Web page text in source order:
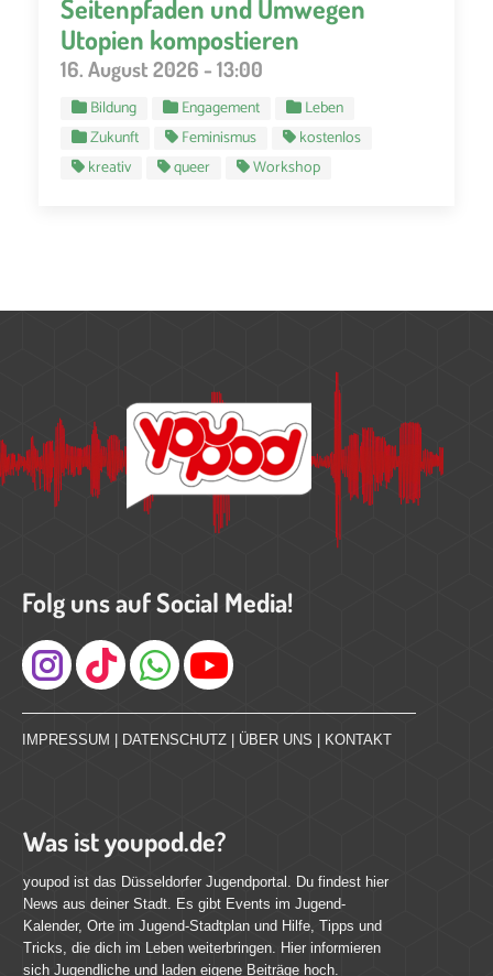
Seitenpfaden und Umwegen
Utopien kompostieren
16. August 2026 - 13:00
Bildung Engagement
Leben
Zukunft
Feminismus
kostenlos
kreativ
queer Workshop
Folg uns auf Social Media!
Instagram
IMPRESSUM DATENSCHUTZ ÜBER UNS KONTAKT
Was ist youpod.de?
youpod ist das Düsseldorfer Jugendportal. Du findest hier
News aus deiner Stadt. Es gibt Events im Jugend-
Kalender, Orte im Jugend-Stadtplan und Hilfe, Tipps und
Tricks, die dich im Leben weiterbringen. Hier informieren
sich Jugendliche und laden eigene Beiträge hoch.